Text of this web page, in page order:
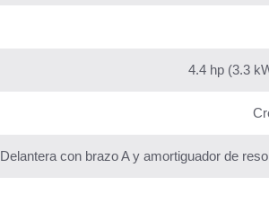
4.4 hp (3.3
Delantera con brazo A y amortiguador de